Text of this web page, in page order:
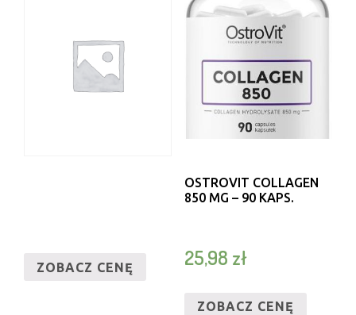
ZOBACZ CENĘ
OSTROVIT COLLAGEN
850 MG – 90 KAPS.
25,98 zł
ZOBACZ CENĘ